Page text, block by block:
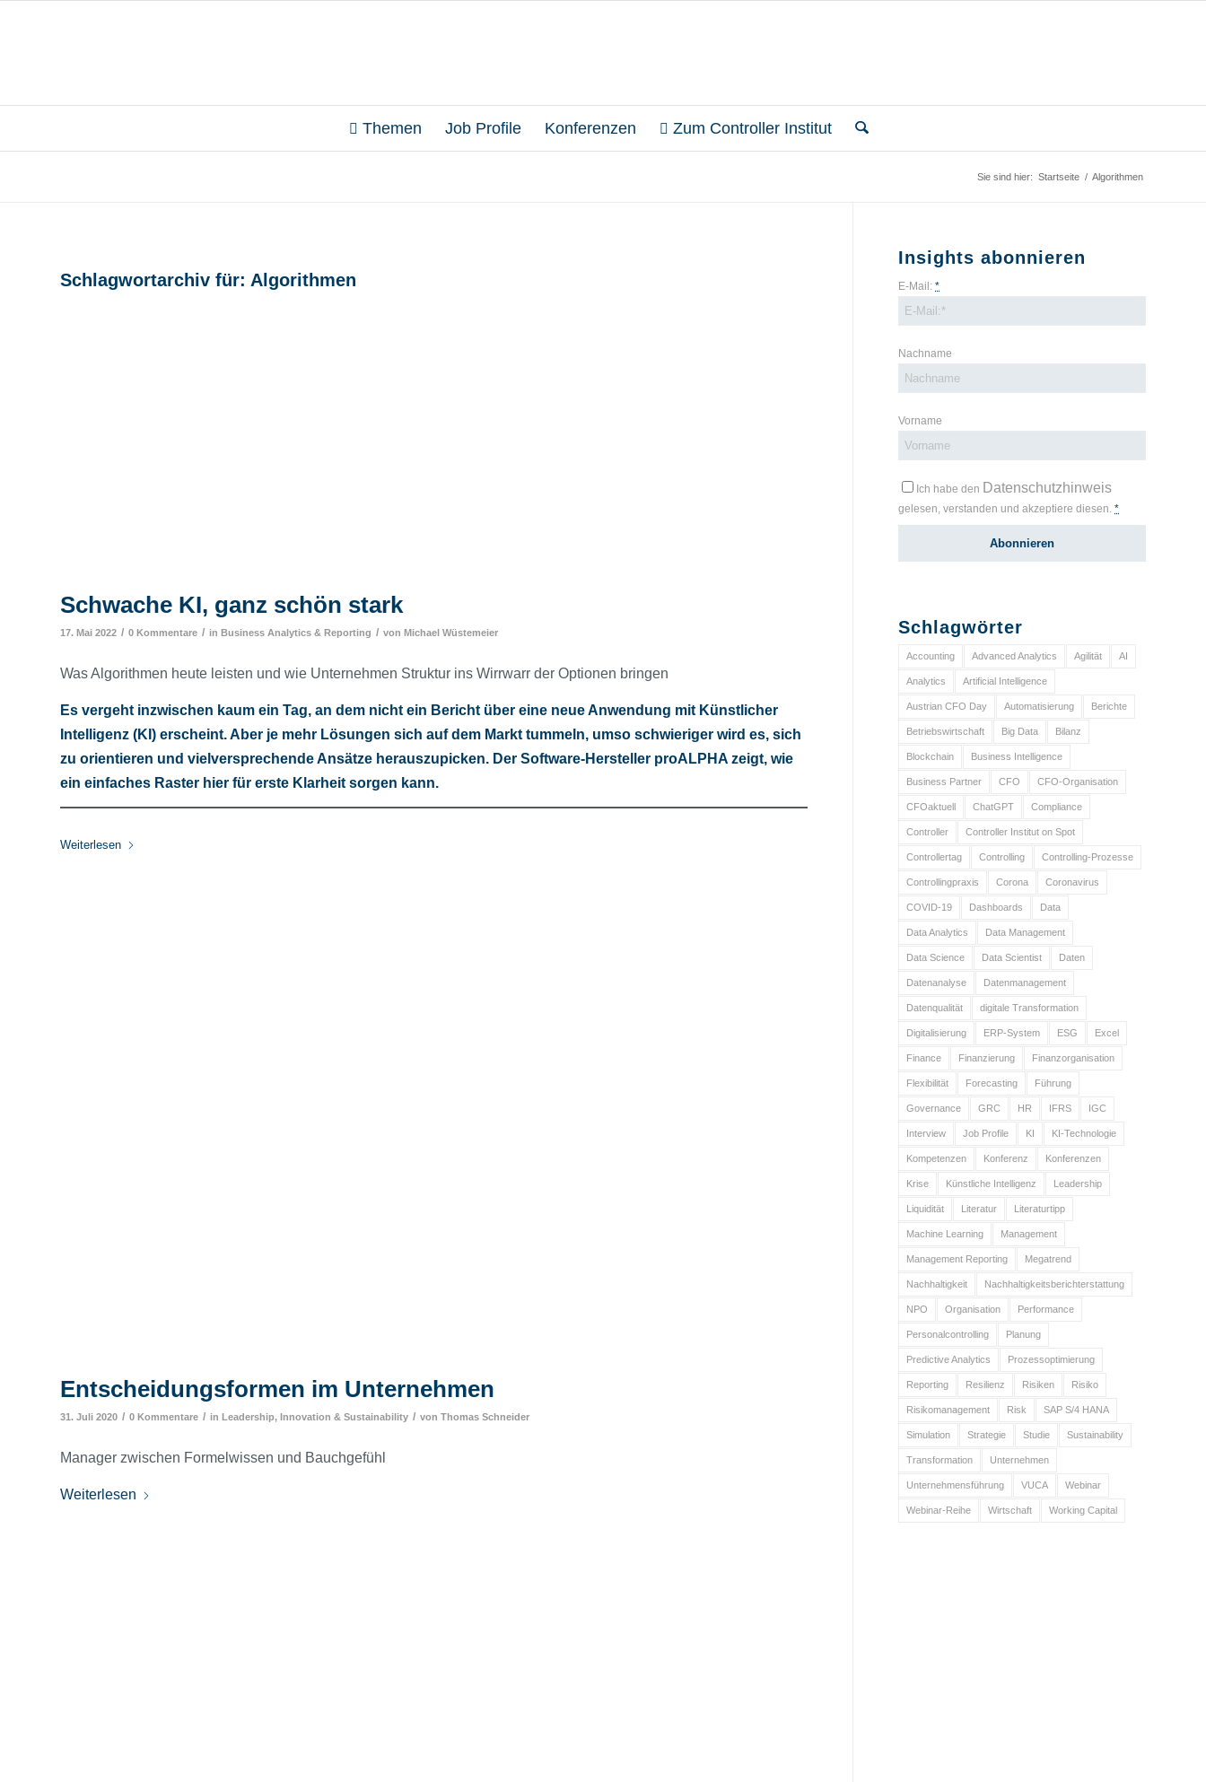
Themen Job Profile Konferenzen Zum Controller Institut
Sie sind hier: Startseite / Algorithmen
Schlagwortarchiv für: Algorithmen
Schwache KI, ganz schön stark
17. Mai 2022 / 0 Kommentare / in Business Analytics & Reporting / von Michael Wüstemeier
Was Algorithmen heute leisten und wie Unternehmen Struktur ins Wirrwarr der Optionen bringen
Es vergeht inzwischen kaum ein Tag, an dem nicht ein Bericht über eine neue Anwendung mit Künstlicher
Intelligenz (KI) erscheint. Aber je mehr Lösungen sich auf dem Markt tummeln, umso schwieriger wird es, sich
zu orientieren und vielversprechende Ansätze herauszupicken. Der Software-Hersteller proALPHA zeigt, wie
ein einfaches Raster hier für erste Klarheit sorgen kann.
Weiterlesen
Entscheidungsformen im Unternehmen
31. Juli 2020 / 0 Kommentare / in Leadership, Innovation & Sustainability / von Thomas Schneider
Manager zwischen Formelwissen und Bauchgefühl
Weiterlesen
Insights abonnieren
E-Mail:*
Nachname
Vorname
Ich habe den Datenschutzhinweis
gelesen, verstanden und akzeptiere diesen.*
Schlagwörter
Accounting Advanced Analytics Agilität AI
Analytics Artificial Intelligence
Austrian CFO Day Automatisierung Berichte
Betriebswirtschaft Big Data Bilanz
Blockchain Business Intelligence
Business Partner CFO CFO-Organisation
CFOaktuell ChatGPT Compliance
Controller Controller Institut on Spot
Controllertag Controlling Controlling-Prozesse
Controllingpraxis Corona Coronavirus
COVID-19 Dashboards Data
Data Analytics Data Management
Data Science Data Scientist Daten
Datenanalyse Datenmanagement
Datenqualität digitale Transformation
Digitalisierung ERP-System ESG Excel
Finance Finanzierung Finanzorganisation
Flexibilität Forecasting Führung
Governance GRC HR IFRS IGC
Interview Job Profile KI KI-Technologie
Kompetenzen Konferenz Konferenzen
Krise Künstliche Intelligenz Leadership
Liquidität Literatur Literaturtipp
Machine Learning Management
Management Reporting Megatrend
Nachhaltigkeit Nachhaltigkeitsberichterstattung
NPO Organisation Performance
Personalcontrolling Planung
Predictive Analytics Prozessoptimierung
Reporting Resilienz Risiken Risiko
Risikomanagement Risk SAP S/4 HANA
Simulation Strategie Studie Sustainability
Transformation Unternehmen
Unternehmensführung VUCA Webinar
Webinar-Reihe Wirtschaft Working Capital